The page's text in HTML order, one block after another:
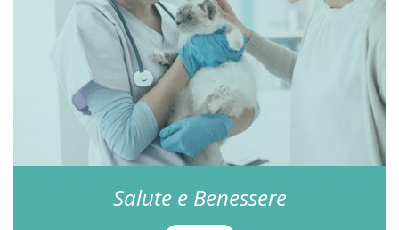
Salute e Benessere